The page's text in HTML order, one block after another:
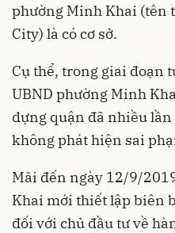
phường Minh Khai (tên
City) là có cơ sở.
Cụ thể, trong giai đoạn
UBND phường Minh
dựng quận đã nhiều
không phát hiện sai
Mãi đến ngày 12/9/
Khai mới thiết lập biên
đối với chủ đầu tư về